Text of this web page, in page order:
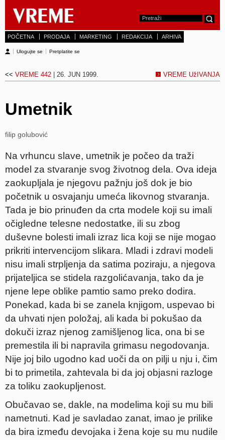
POČETNA PRODAJA MARKETING REDAKCIJA ARHIVA
Ulogujte se Pretplatite se
<< VREME 442 | 26. JUN 1999. VREME UžIVANJA
Umetnik
filip golubović
Na vrhuncu slave, umetnik je počeo da traži
model za stvaranje svog životnog dela. Ova ideja
zaokupljala je njegovu pažnju još dok je bio
početnik u osvajanju umeća likovnog stvaranja.
Tada je bio prinuđen da crta modele koji su imali
očigledne telesne nedostatke, ili su zbog
duševne bolesti imali izraz lica koji se nije mogao
prikriti intervencijom slikara. Mladi i zdravi modeli
nisu imali strpljenja da satima poziraju, a njegova
prijateljica se stidela razgolićavanja, tako da je
njene lepe oblike pamtio samo preko dodira.
Ponekad, kada bi se zanela knjigom, uspevao bi
da uhvati njen položaj, ali kada bi pokušao da
dokuči izraz njenog zamišljenog lica, ona bi se
premestila ili bi napravila grimasu negodovanja.
Nije joj bilo ugodno kad uoči da on pilji u nju i, čim
bi to primetila, zahtevala bi da joj objasni razloge
za toliku zaokupljenost.
Obučavao se, dakle, na modelima koji su mu bili
nametnuti. Kad je savladao zanat, imao je prilike
da bira između devojaka i žena koje su mu nudile